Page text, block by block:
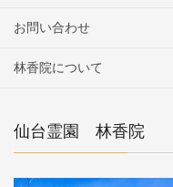
お問い合わせ
林香院について
仙台霊園 林香院